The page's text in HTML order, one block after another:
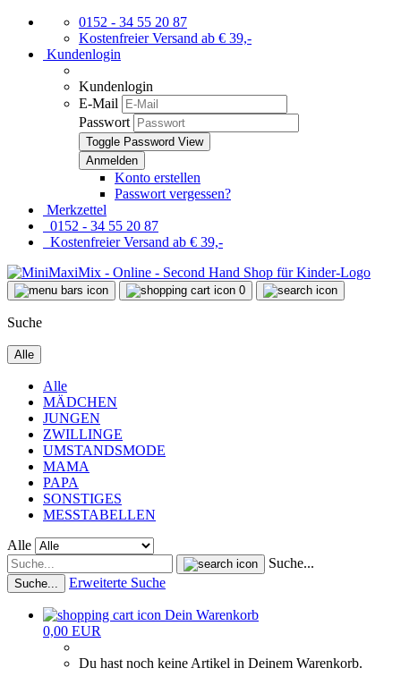
0152 - 34 55 20 87
Kostenfreier Versand ab € 39,-
Kundenlogin
Kundenlogin
E-Mail
Passwort
Toggle Password View
Konto erstellen
Passwort vergessen?
Merkzettel
0152 - 34 55 20 87
Kostenfreier Versand ab € 39,-
0
Suche
Alle
Alle
MÄDCHEN
JUNGEN
ZWILLINGE
UMSTANDSMODE
MAMA
PAPA
SONSTIGES
MESSTABELLEN
Alle
Suche...
Suche... Erweiterte Suche
Dein Warenkorb
0,00 EUR
Du hast noch keine Artikel in Deinem Warenkorb.